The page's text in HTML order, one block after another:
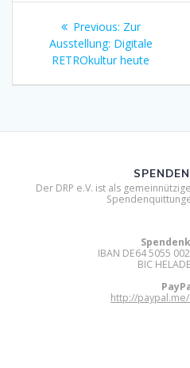
Previous: Previous
post:
Zur
Ausstellung: Digitale
RETROkultur heute
Der DRP e.V. ist als
IBAN DE64 5055
BIC
http://